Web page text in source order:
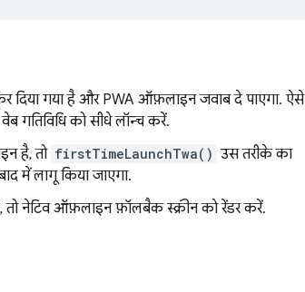
दिया गया है और PWA ऑफ़लाइन जवाब दे पाएगा. ऐसे
गतिविधि को सीधे लॉन्च करें.
है, तो firstTimeLaunchTwa() उस तरीके का
में लागू किया जाएगा.
नेटिव ऑफ़लाइन फ़ॉलबैक स्क्रीन को रेंडर करें.